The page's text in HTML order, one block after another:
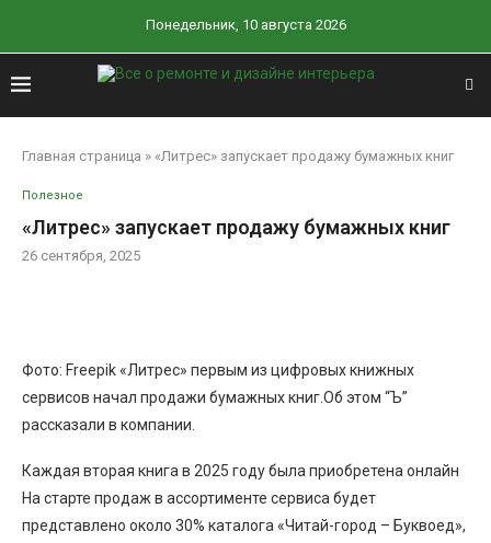
Понедельник, 10 августа 2026
Главная страница » «Литрес» запускает продажу бумажных книг
Полезное
«Литрес» запускает продажу бумажных книг
26 сентября, 2025
Фото: Freepik «Литрес» первым из цифровых книжных
сервисов начал продажи бумажных книг.Об этом “Ъ”
рассказали в компании.
Каждая вторая книга в 2025 году была приобретена онлайн
На старте продаж в ассортименте сервиса будет
представлено около 30% каталога «Читай-город – Буквоед»,